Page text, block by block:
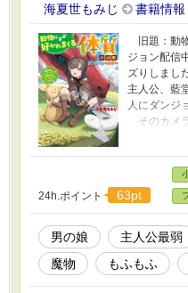
海夏世もみじ 書籍情報
旧題：動
ジョン配信
ズりしまし
主人公、藍
人にダンジ
そのカメ
ようという
が、イレギ
まう。 し
鳴らして好
れており、
戦闘力ミジ
ながらダン
24h.ポイント 63pt
男の娘 主人公最弱
魔物
もふもふ